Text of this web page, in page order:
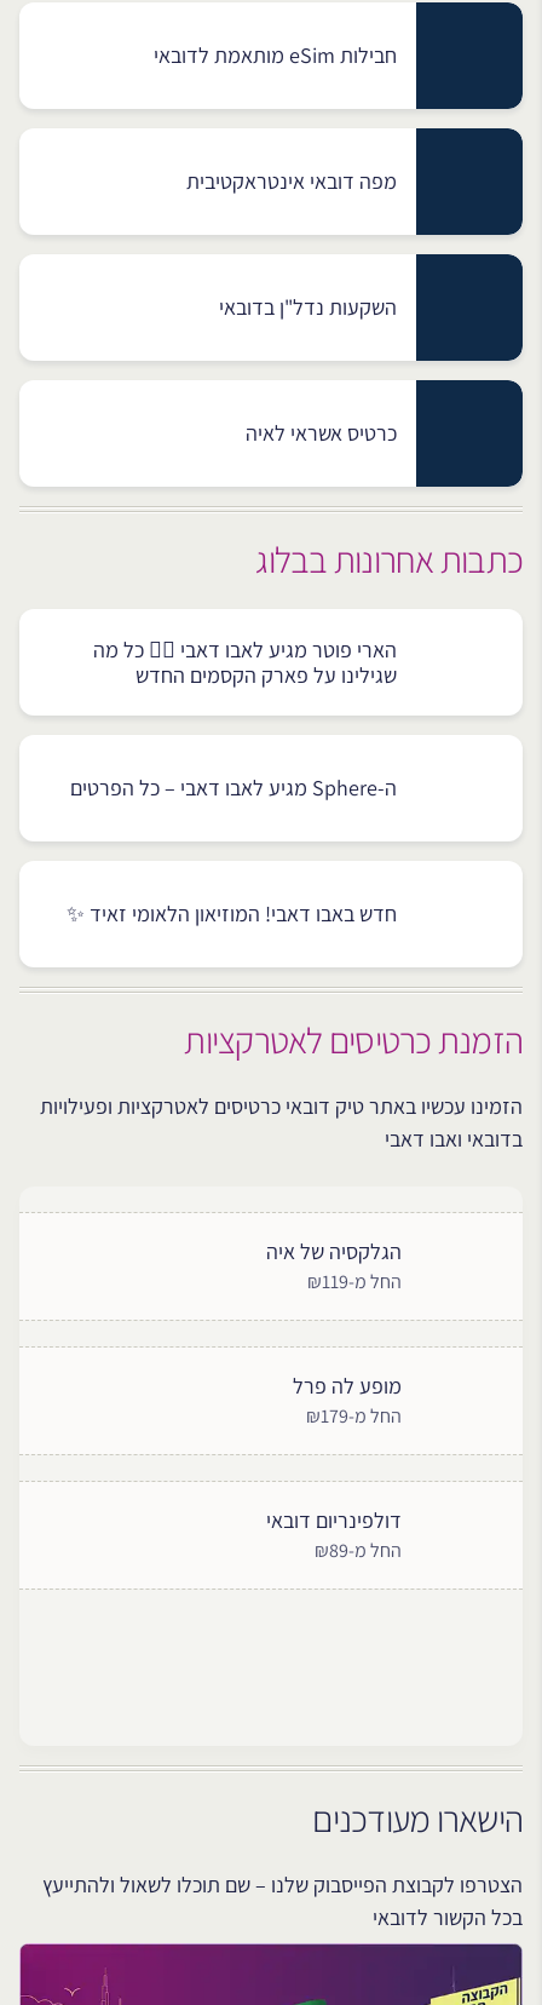
חבילות eSim מותאמת לדובאי
מפה דובאי אינטראקטיבית
השקעות נדל"ן בדובאי
כרטיס אשראי לאיה
כתבות אחרונות בבלוג
הארי פוטר מגיע לאבו דאבי 🧙‍♂️ כל מה
שגילינו על פארק הקסמים החדש
ה-Sphere מגיע לאבו דאבי – כל הפרטים
חדש באבו דאבי! המוזיאון הלאומי זאיד ✨
הזמנת כרטיסים לאטרקציות
הזמינו עכשיו באתר טיק דובאי כרטיסים לאטרקציות ופעילויות
בדובאי ואבו דאבי
הגלקסיה של איה
החל מ-₪119
מופע לה פרל
החל מ-₪179
דולפינריום דובאי
החל מ-₪89
הישארו מעודכנים
הצטרפו לקבוצת הפייסבוק שלנו – שם תוכלו לשאול ולהתייעץ
בכל הקשור לדובאי